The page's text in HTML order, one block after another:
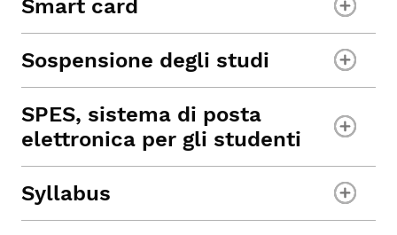
Smart card
Sospensione degli studi
SPES, sistema di posta
elettronica per gli studenti
Syllabus